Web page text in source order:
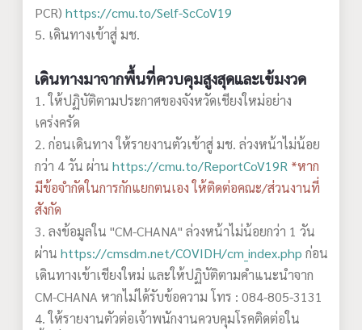
PCR)https://cmu.to/Self-ScCoV19
5. เดินทางเข้าสู่ มช.
เดินทางมาจากพื้นที่ควบคุมสูงสุดและเข้มงวด
1. ให้ปฏิบัติตามประกาศของจังหวัดเชียงใหม่อย่าง
เคร่งครัด
2. ก่อนเดินทาง ให้รายงานตัวเข้าสู่ มช. ล่วงหน้าไม่น้อย
กว่า 4 วัน ผ่านhttps://cmu.to/ReportCoV19R *หาก
มีข้อจำกัดในการกักแยกตนเอง ให้ติดต่อคณะ/ส่วนงานที่
สังกัด
3. ลงข้อมูลใน "CM-CHANA" ล่วงหน้าไม่น้อยกว่า 1 วัน
ผ่านhttps://cmsdm.net/COVIDH/cm_index.php ก่อน
เดินทางเข้าเชียงใหม่ และให้ปฏิบัติตามคำแนะนำจาก
CM-CHANA หากไม่ได้รับข้อความ โทร : 084-805-3131
4. ให้รายงานตัวต่อเจ้าพนักงานควบคุมโรคติดต่อใน